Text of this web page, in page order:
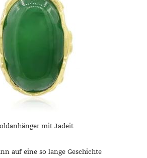
mit Jadeit
auf eine so lange Geschichte